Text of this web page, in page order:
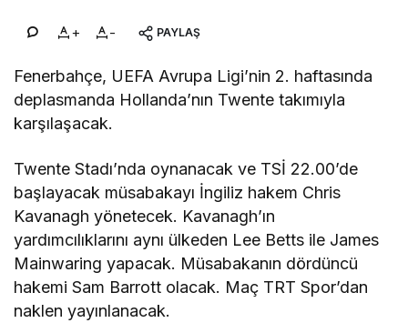
+ - PAYLAŞ
Fenerbahçe, UEFA Avrupa Ligi’nin 2. haftasında
deplasmanda Hollanda’nın Twente takımıyla
karşılaşacak.
Twente Stadı’nda oynanacak ve TSİ 22.00’de
başlayacak müsabakayı İngiliz hakem Chris
Kavanagh yönetecek. Kavanagh’ın
yardımcılıklarını aynı ülkeden Lee Betts ile James
Mainwaring yapacak. Müsabakanın dördüncü
hakemi Sam Barrott olacak. Maç TRT Spor’dan
naklen yayınlanacak.